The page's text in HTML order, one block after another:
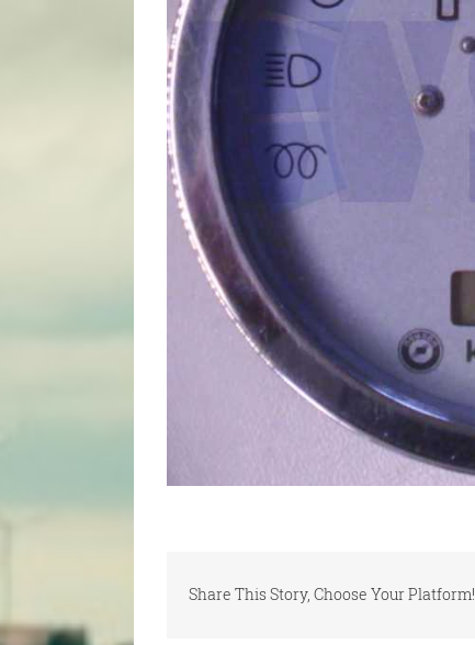
Share This Story, Choose Your Platform!